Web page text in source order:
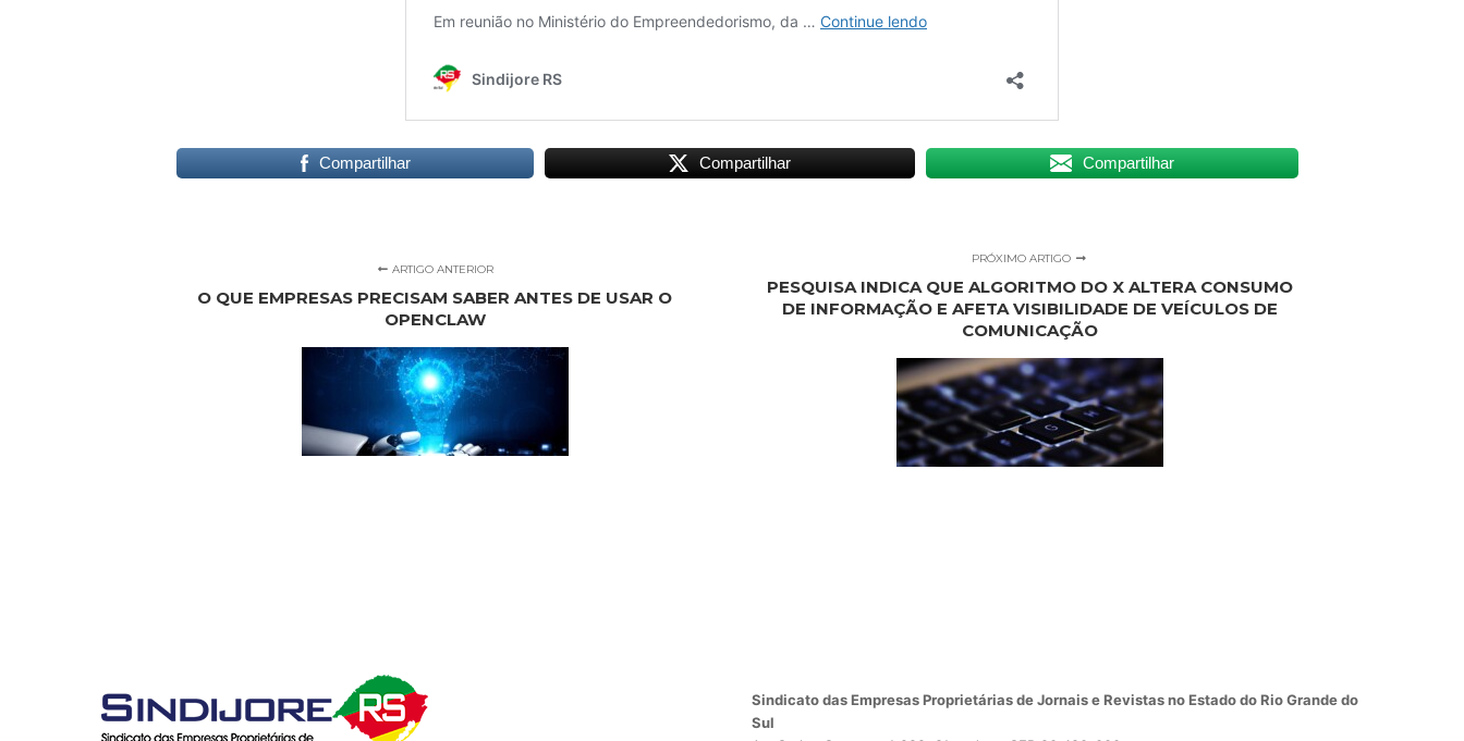
Compartilhar Compartilhar Compartilhar
ARTIGO ANTERIOR
O QUE EMPRESAS PRECISAM SABER ANTES DE USAR O
OPENCLAW
PRÓXIMO ARTIGO
PESQUISA INDICA QUE ALGORITMO DO X ALTERA CONSUMO
DE INFORMAÇÃO E AFETA VISIBILIDADE DE VEÍCULOS DE
COMUNICAÇÃO
Sindicato das Empresas Proprietárias de Jornais e Revistas no Estado do Rio Grande do
Sul